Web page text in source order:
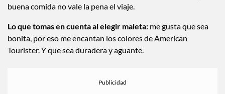
Lo que más le gusta de viajar:Probar la comida, si no hay
Lo que tomas en cuenta al elegir maleta:me gusta que sea
bonita, por eso me encantan los colores de American